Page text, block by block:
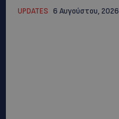
UPDATES 6 Αυγούστου, 2026